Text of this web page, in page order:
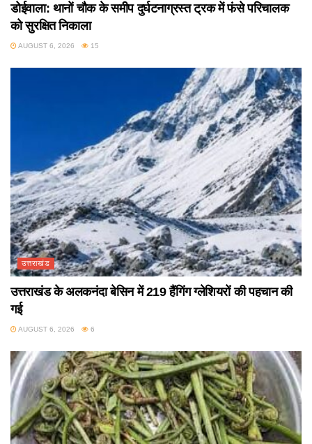
डोईवाला: थानों चौक के समीप दुर्घटनाग्रस्त ट्रक में फंसे परिचालक
को सुरक्षित निकाला
AUGUST 6, 2026 15
उत्तराखंड
उत्तराखंड के अलकनंदा बेसिन में 219 हैंगिंग ग्लेशियरों की पहचान की
गई
AUGUST 6, 2026 6